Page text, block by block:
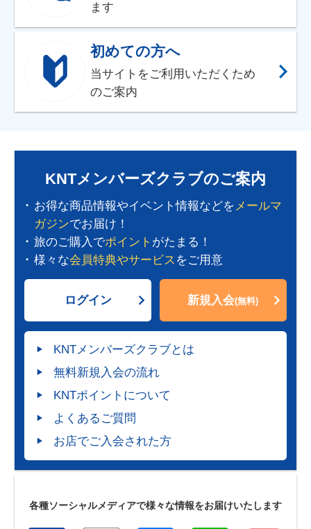
ます
初めての方へ
当サイトをご利用いただくため
のご案内
KNTメンバーズクラブのご案内
お得な商品情報やイベント情報などを メールマ
ガジンでお届け！
旅のご購入でポイント がたまる！
様々な会員特典やサービス をご用意
ログイン 新規入会(無料)
KNTメンバーズクラブとは
無料新規入会の流れ
KNTポイントについて
よくあるご質問
お店でご入会された方
各種ソーシャルメディアで様々な情報をお届けいたします